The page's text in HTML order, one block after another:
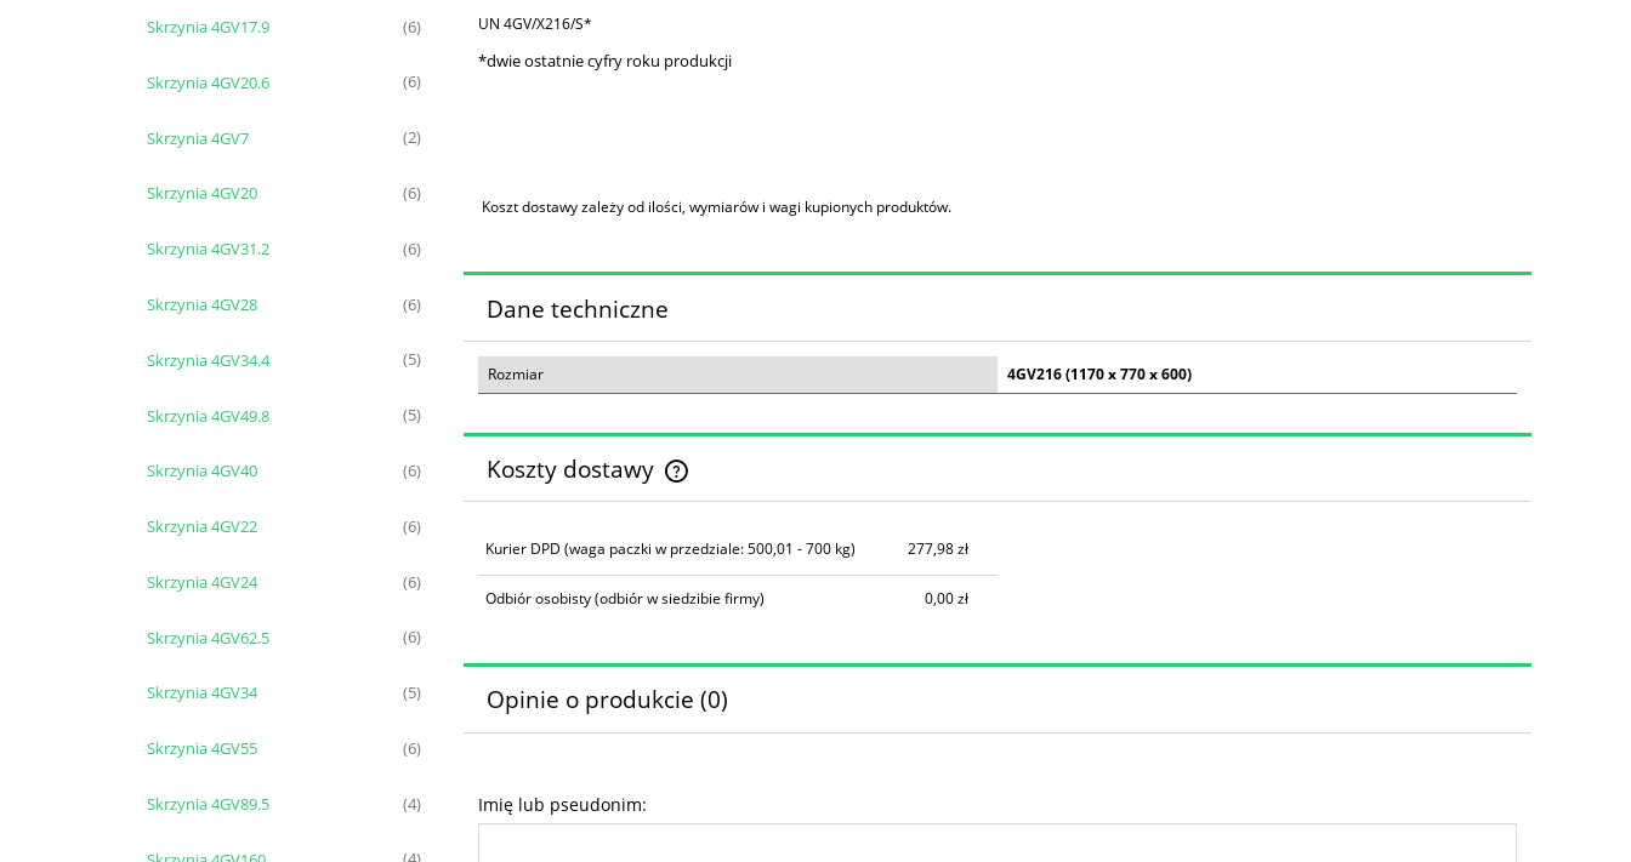
Skrzynia 4GV17.9 (6)
Skrzynia 4GV20.6 (6)
Skrzynia 4GV7 (2)
Skrzynia 4GV20 (6)
Skrzynia 4GV31.2 (6)
Skrzynia 4GV28 (6)
Skrzynia 4GV34.4 (5)
Skrzynia 4GV49.8 (5)
Skrzynia 4GV40 (6)
Skrzynia 4GV22 (6)
Skrzynia 4GV24 (6)
Skrzynia 4GV62.5 (6)
Skrzynia 4GV34 (5)
Skrzynia 4GV55 (6)
Skrzynia 4GV89.5 (4)
UN 4GV/X216/S*
*dwie ostatnie cyfry roku produkcji
Koszt dostawy zależy od ilości, wymiarów i wagi kupionych produktów.
Dane techniczne
Rozmiar 4GV216 (1170 x 770 x 600)
Koszty dostawy
płatności
Kurier DPD (waga paczki w przedziale: 500,01 - 700 kg) 277,98 zł
Odbiór osobisty(odbiór w siedzibie firmy) 0,00 zł
Opinie o produkcie (0)
Imię lub pseudonim: